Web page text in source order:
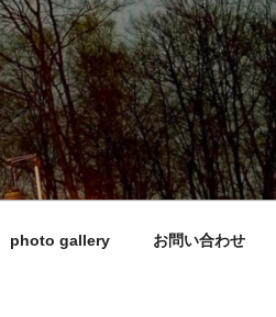
photo gallery お問い合わせ